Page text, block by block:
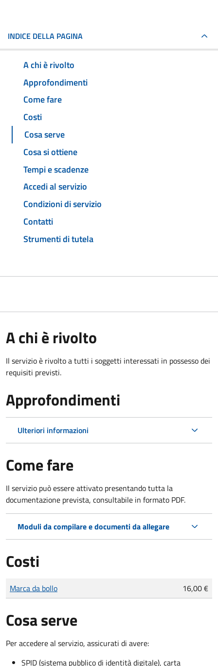
INDICE DELLA PAGINA
A chi è rivolto
Approfondimenti
Come fare
Costi
Cosa serve
Cosa si ottiene
Tempi e scadenze
Accedi al servizio
Condizioni di servizio
Contatti
Strumenti di tutela
A chi è rivolto
Il servizio è rivolto a tutti i soggetti interessati in possesso dei
requisiti previsti.
Approfondimenti
Ulteriori informazioni
Come fare
Il servizio può essere attivato presentando tutta la
documentazione prevista, consultabile in formato PDF.
Moduli da compilare e documenti da allegare
Costi
Tipo di pagamento
Importo
Marca da bollo 16,00 €
Cosa serve
Per accedere al servizio, assicurati di avere:
SPID (sistema pubblico di identità digitale), carta